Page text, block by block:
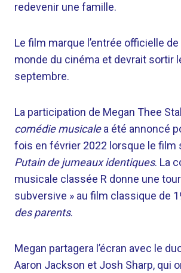
redevenir une famille.
Le film marque l’entrée officielle
monde du cinéma et devrait sortir
septembre.
La participation de Megan Thee
comédie musicalea été annoncé
fois en février 2022 lorsque le film
Putain de jumeaux identiques. La
musicale classée R donne une
subversive » au film classique de
des parents.
Megan partagera l’écran avec le
Aaron Jackson et Josh Sharp, qui